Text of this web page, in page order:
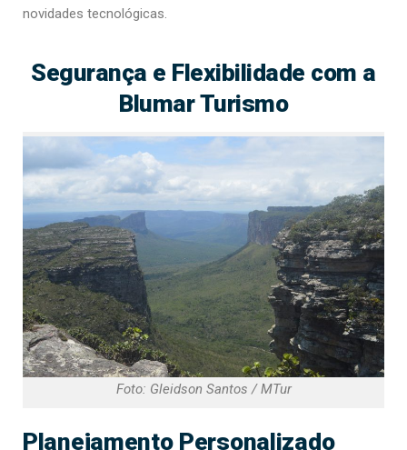
novidades tecnológicas.
Segurança e Flexibilidade com a
Blumar Turismo
Foto: Gleidson Santos / MTur
Planejamento Personalizado